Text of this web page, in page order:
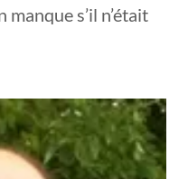
s’il n’était